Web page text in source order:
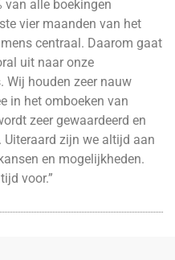
van alle boekingen
vier maanden van het
centraal. Daarom gaat
uit naar onze
Wij houden zeer nauw
in het omboeken van
zeer gewaardeerd en
zijn we altijd aan
en mogelijkheden.
voor.”